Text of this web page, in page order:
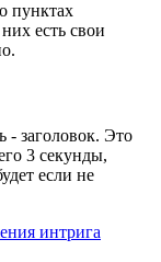
пунктах
есть свои
- заголовок. Это
3 секунды,
если не